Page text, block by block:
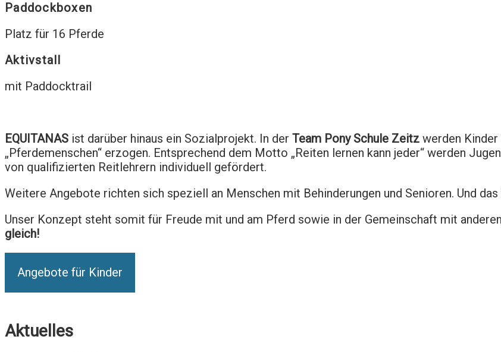
Paddockboxen
Platz für 16 Pferde
Aktivstall
mit Paddocktrail
EQUITANAS ist darüber hinaus ein Sozialprojekt. In der Team Pony Schule Zeitz werden
„Pferdemenschen“ erzogen. Entsprechend dem Motto „Reiten lernen kann jeder“ werden
von qualifizierten Reitlehrern individuell gefördert.
Weitere Angebote richten sich speziell an Menschen mit Behinderungen und Senioren. Und
Unser Konzept steht somit für Freude mit und am Pferd sowie in der Gemeinschaft mit
gleich!
Angebote für Kinder
Aktuelles